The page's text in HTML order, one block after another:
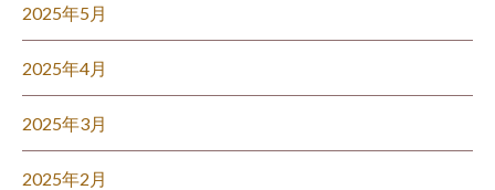
2025年5月
2025年4月
2025年3月
2025年2月